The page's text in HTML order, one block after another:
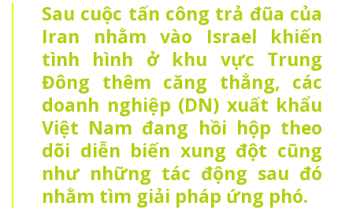
Sau cuộc tấn công trả đũa của
Iran nhằm vào Israel khiến
tình hình ở khu vực Trung
Đông thêm căng thẳng, các
doanh nghiệp (DN) xuất khẩu
Việt Nam đang hồi hộp theo
dõi diễn biến xung đột cũng
như những tác động sau đó
nhằm tìm giải pháp ứng phó.